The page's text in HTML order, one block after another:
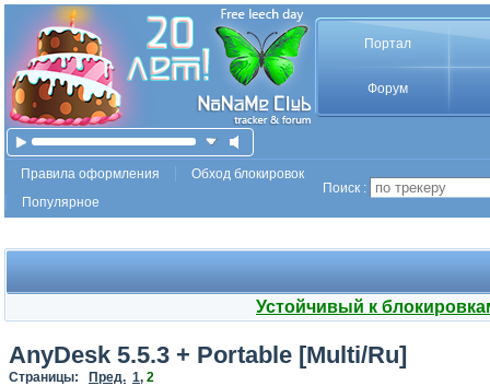
Портал
Форум
Правила оформления
Обход блокировок
Популярное
Поиск :
Устойчивый к
AnyDesk 5.5.3 + Portable [Multi/Ru]
Страницы: Пред. 1, 2